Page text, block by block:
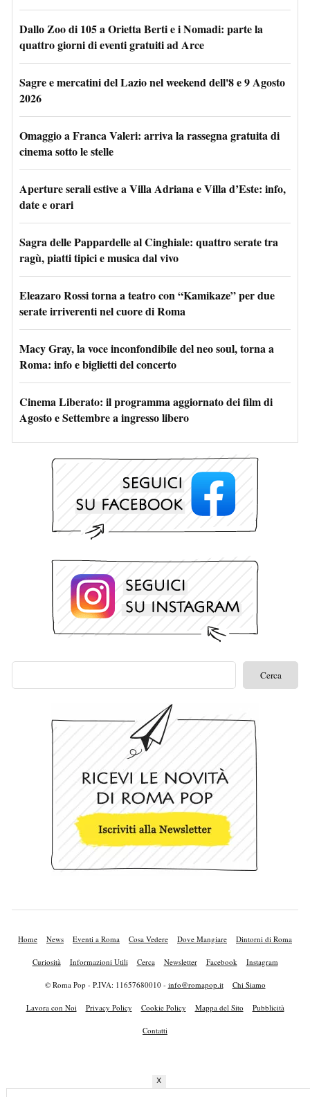
Dallo Zoo di 105 a Orietta Berti e i Nomadi: parte la
quattro giorni di eventi gratuiti ad Arce
Sagre e mercatini del Lazio nel weekend dell'8 e 9 Agosto
2026
Omaggio a Franca Valeri: arriva la rassegna gratuita di
cinema sotto le stelle
Aperture serali estive a Villa Adriana e Villa d’Este: info,
date e orari
Sagra delle Pappardelle al Cinghiale: quattro serate tra
ragù, piatti tipici e musica dal vivo
Eleazaro Rossi torna a teatro con “Kamikaze” per due
serate irriverenti nel cuore di Roma
Macy Gray, la voce inconfondibile del neo soul, torna a
Roma: info e biglietti del concerto
Cinema Liberato: il programma aggiornato dei film di
Agosto e Settembre a ingresso libero
Home News Eventi a Roma Cosa Vedere Dove Mangiare Dintorni di Roma
Curiosità Informazioni Utili Cerca Newsletter Facebook Instagram
© Roma Pop - P.IVA: 11657680010 - info@romapop.it Chi Siamo
Lavora con Noi Privacy Policy Cookie Policy Mappa del Sito Pubblicità
Contatti
X